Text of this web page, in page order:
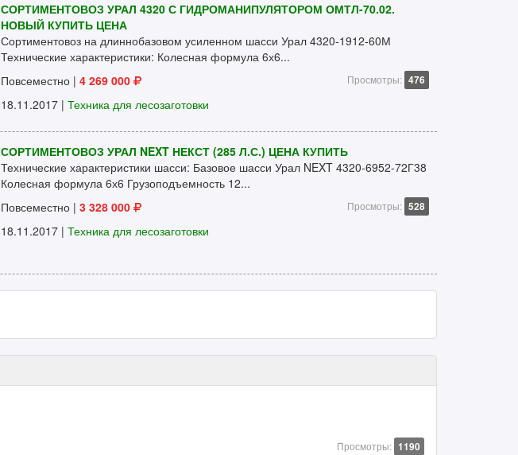
СОРТИМЕНТОВОЗ УРАЛ 4320 С ГИДРОМАНИПУЛЯТОРОМ ОМТЛ-70.02.
НОВЫЙ КУПИТЬ ЦЕНА
Сортиментовоз на длиннобазовом усиленном шасси Урал 4320-1912-60М
Технические характеристики: Колесная формула 6х6...
Повсеместно | 4 269 000 Просмотры: 476
18.11.2017 | Техника для лесозаготовки
СОРТИМЕНТОВОЗ УРАЛ NEXT НЕКСТ (285 Л.С.) ЦЕНА КУПИТЬ
Технические характеристики шасси: Базовое шасси Урал NEXT 4320-6952-72Г38
Колесная формула 6х6 Грузоподъемность 12...
Повсеместно | 3 328 000 Просмотры: 528
18.11.2017 | Техника для лесозаготовки
Просмотры: 1190